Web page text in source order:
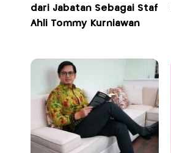
dari Jabatan Sebagai Staf
Ahli Tommy Kurniawan